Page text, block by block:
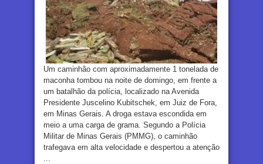
Um caminhão com aproximadamente 1 tonelada de
maconha tombou na noite de domingo, em frente a
um batalhão da polícia, localizado na Avenida
Presidente Juscelino Kubitschek, em Juiz de Fora,
em Minas Gerais. A droga estava escondida em
meio a uma carga de grama. Segundo a Polícia
Militar de Minas Gerais (PMMG), o caminhão
trafegava em alta velocidade e despertou a atenção
...